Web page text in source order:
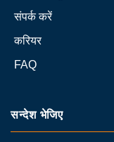
संपर्क करें
करियर
FAQ
सन्देश भेजिए